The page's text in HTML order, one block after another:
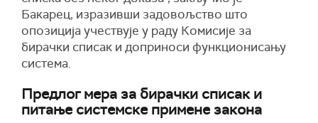
Бакарец, изразивши задовољство што
опозиција учествује у раду Комисије за
бирачки списак и доприноси функционисању
система.
Предлог мера за бирачки списак и
питање системске примене закона